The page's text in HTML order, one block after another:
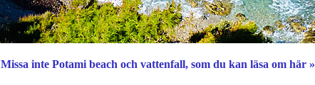
Missa inte Potami beach och vattenfall, som du kan läsa om här »